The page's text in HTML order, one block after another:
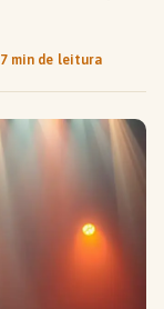
7 min de leitura